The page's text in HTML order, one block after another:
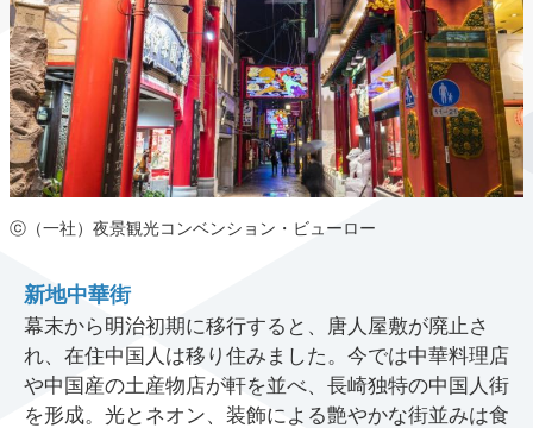
ⓒ（一社）夜景観光コンベンション・ビューロー
新地中華街
幕末から明治初期に移行すると、唐人屋敷が廃止さ
れ、在住中国人は移り住みました。今では中華料理店
や中国産の土産物店が軒を並べ、長崎独特の中国人街
を形成。光とネオン、装飾による艶やかな街並みは食